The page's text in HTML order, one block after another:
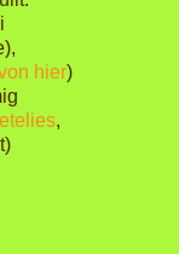
hier)
,